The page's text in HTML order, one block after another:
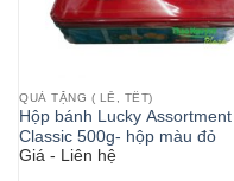
QUÀ TẶNG ( LỄ, TẾT)
Hộp bánh Lucky Assortment
Classic 500g- hộp màu đỏ
Giá - Liên hệ